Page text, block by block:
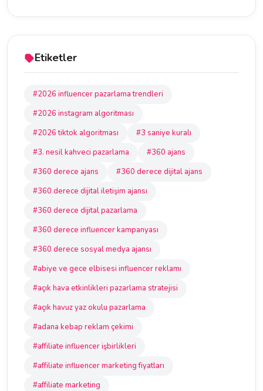
Etiketler
#2026 influencer pazarlama trendleri
#2026 instagram algoritması
#2026 tiktok algoritması
#3 saniye kuralı
#3. nesil kahveci pazarlama
#360 ajans
#360 derece ajans
#360 derece dijital ajans
#360 derece dijital iletişim ajansı
#360 derece dijital pazarlama
#360 derece influencer kampanyası
#360 derece sosyal medya ajansı
#abiye ve gece elbisesi influencer reklamı
#açık hava etkinlikleri pazarlama stratejisi
#açık havuz yaz okulu pazarlama
#adana kebap reklam çekimi
#affiliate influencer işbirlikleri
#affiliate influencer marketing fiyatları
#affiliate marketing